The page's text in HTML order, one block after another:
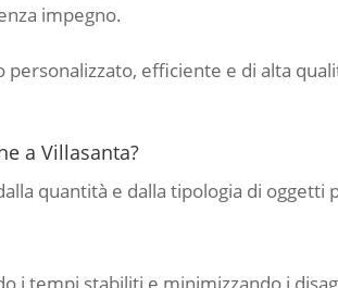
impegno.
efficiente e di alta
a Villasanta?
quantità e dalla tipologia di oggetti
i tempi stabiliti e minimizzando i